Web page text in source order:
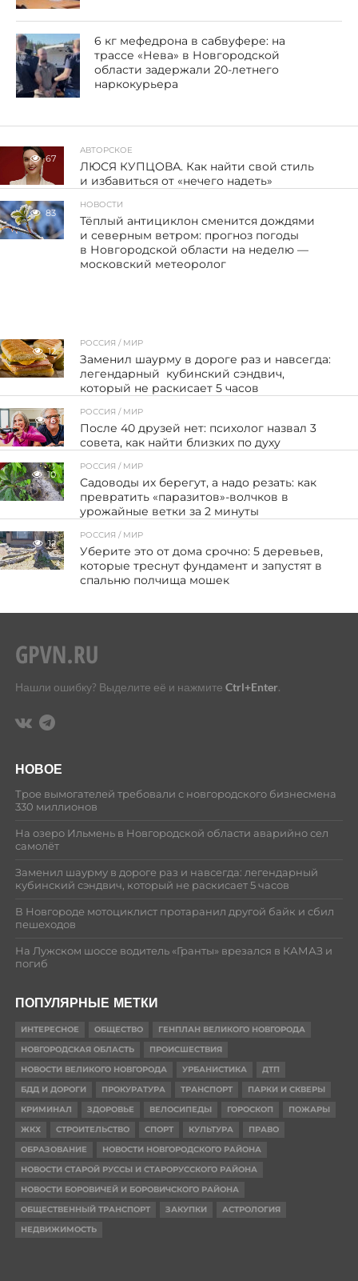
6 кг мефедрона в сабвуфере: на
трассе «Нева» в Новгородской
области задержали 20-летнего
наркокурьера
67
АВТОРСКОЕ
ЛЮСЯ КУПЦОВА. Как найти свой стиль
и избавиться от «нечего надеть»
83
НОВОСТИ
Тёплый антициклон сменится дождями
и северным ветром: прогноз погоды
в Новгородской области на неделю —
московский метеоролог
12
РОССИЯ / МИР
Заменил шаурму в дороге раз и навсегда:
легендарный кубинский сэндвич,
который не раскисает 5 часов
6
РОССИЯ / МИР
После 40 друзей нет: психолог назвал 3
совета, как найти близких по духу
10
РОССИЯ / МИР
Садоводы их берегут, а надо резать: как
превратить «паразитов»-волчков в
урожайные ветки за 2 минуты
12
РОССИЯ / МИР
Уберите это от дома срочно: 5 деревьев,
которые треснут фундамент и запустят в
спальню полчища мошек
Нашли ошибку? Выделите её и нажмите Ctrl+Enter.
НОВОЕ
Трое вымогателей требовали с новгородского бизнесмена
330 миллионов
На озеро Ильмень в Новгородской области аварийно сел
самолёт
Заменил шаурму в дороге раз и навсегда: легендарный
кубинский сэндвич, который не раскисает 5 часов
В Новгороде мотоциклист протаранил другой байк и сбил
пешеходов
На Лужском шоссе водитель «Гранты» врезался в КАМАЗ и
погиб
ПОПУЛЯРНЫЕ МЕТКИ
ИНТЕРЕСНОЕ ОБЩЕСТВО
ГЕНПЛАН ВЕЛИКОГО НОВГОРОДА
НОВГОРОДСКАЯ ОБЛАСТЬ
ПРОИСШЕСТВИЯ
НОВОСТИ ВЕЛИКОГО НОВГОРОДА
УРБАНИСТИКА
ДТП
БДД И ДОРОГИ
ПРОКУРАТУРА ТРАНСПОРТ
ПАРКИ И СКВЕРЫ
КРИМИНАЛ
ЗДОРОВЬЕ ВЕЛОСИПЕДЫ ГОРОСКОП
ПОЖАРЫ
ЖКХ
СТРОИТЕЛЬСТВО СПОРТ КУЛЬТУРА
ПРАВО
ОБРАЗОВАНИЕ
НОВОСТИ НОВГОРОДСКОГО РАЙОНА
НОВОСТИ СТАРОЙ РУССЫ И СТАРОРУССКОГО РАЙОНА
НОВОСТИ БОРОВИЧЕЙ И БОРОВИЧСКОГО РАЙОНА
ОБЩЕСТВЕННЫЙ ТРАНСПОРТ
ЗАКУПКИ
АСТРОЛОГИЯ
НЕДВИЖИМОСТЬ